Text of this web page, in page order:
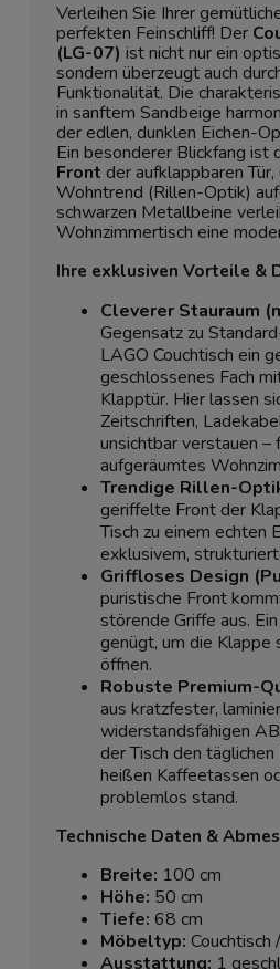
Verleihen Sie Ihrer
perfekten Feinschliff! Der
(LG-07) ist nicht nur ein
sondern überzeugt auch
Funktionalität. Die
in sanftem Sandbeige
der edlen, dunklen Eichen-
Ein besonderer Blickfang ist
Front der aufklappbaren
Wohntrend (Rillen-Optik)
schwarzen Metallbeine
Wohnzimmertisch eine
Ihre exklusiven Vorteile &
Cleverer Stauraum
Gegensatz zu
LAGO Couchtisch ein
geschlossenes Fach
Klapptür. Hier lassen
Zeitschriften,
unsichtbar verstauen –
aufgeräumtes
Trendige Rillen-
geriffelte Front der
Tisch zu einem echten
exklusivem,
Griffloses Design
puristische Front
störende Griffe aus.
genügt, um die Klappe
öffnen.
Robuste Premium-
aus kratzfester,
widerstandsfähigen
der Tisch den
heißen Kaffeetassen
problemlos stand.
Technische Daten &
Breite: 100 cm
Höhe: 50 cm
Tiefe: 68 cm
Möbeltyp: Couchtisch
Ausstattung: 1